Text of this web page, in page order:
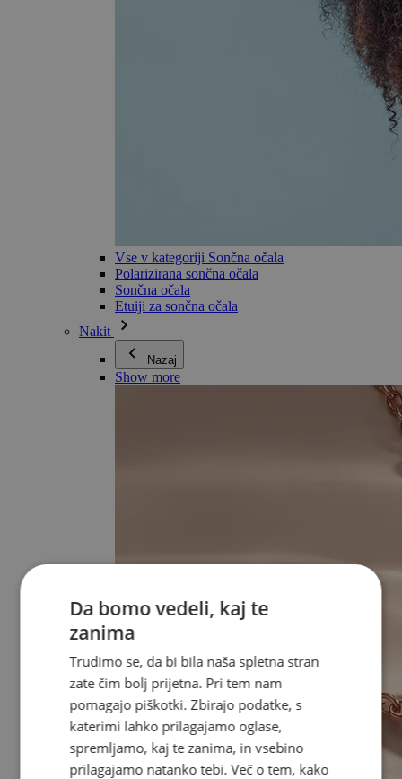
Vse v kategoriji Sončna očala
Polarizirana sončna očala
Sončna očala
Etuiji za sončna očala
Nakit
Nazaj
Show more
Da bomo vedeli, kaj te
zanima
Trudimo se, da bi bila naša spletna stran
zate čim bolj prijetna. Pri tem nam
pomagajo piškotki. Zbirajo podatke, s
katerimi lahko prilagajamo oglase,
spremljamo, kaj te zanima, in vsebino
prilagajamo natanko tebi. Več o tem, kako